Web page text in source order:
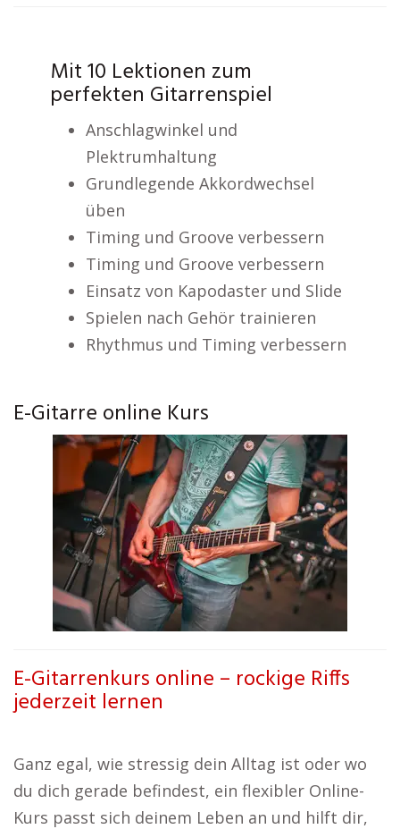
Mit 10 Lektionen zum
perfekten Gitarrenspiel
Anschlagwinkel und
Plektrumhaltung
Grundlegende Akkordwechsel
üben
Timing und Groove verbessern
Timing und Groove verbessern
Einsatz von Kapodaster und Slide
Spielen nach Gehör trainieren
Rhythmus und Timing verbessern
E-Gitarre online Kurs
E-Gitarrenkurs online – rockige Riffs
jederzeit lernen
Ganz egal, wie stressig dein Alltag ist oder wo
du dich gerade befindest, ein flexibler Online-
Kurs passt sich deinem Leben an und hilft dir,